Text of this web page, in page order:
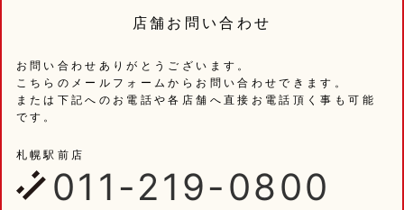
店舗お問い合わせ
お問い合わせありがとうございます。
こちらのメールフォームからお問い合わせできます。
または下記へのお電話や各店舗へ直接お電話頂く事も可能
です。
札幌駅前店
011-219-0800